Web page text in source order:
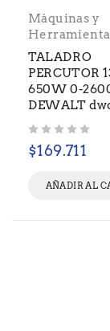
Máquinas y
TALADRO
PERCUTOR
650W 0-
DEWALT
$169.711
AÑADIR AL